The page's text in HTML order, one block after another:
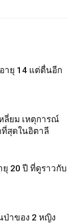
ายุ 14 แต่ตื่นอีก
ลี่ยม เหตุการณ์
ที่สุดในอิตาลี
20 ปี ที่ดูราวกับ
ป่าของ 2 หญิง